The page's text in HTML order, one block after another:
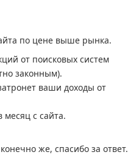
по цене выше рынка.
от поисковых систем
законным).
ваши доходы от
месяц с сайта.
же, спасибо за ответ.